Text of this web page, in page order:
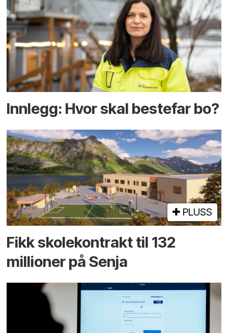
Innlegg: Hvor skal bestefar bo?
PLUSS
Fikk skole­kontrakt til 132
millioner på Senja